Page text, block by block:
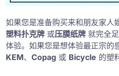
如果您是准备购买来和朋友家人
塑料扑克牌 或压膜纸牌 就完全
体验。如果您是想体验最正宗的
KEM、 Copag 或 Bicycle 的塑